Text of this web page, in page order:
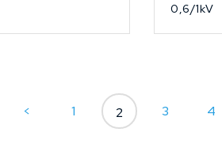
0,6/1kV
< 1 2 3 4